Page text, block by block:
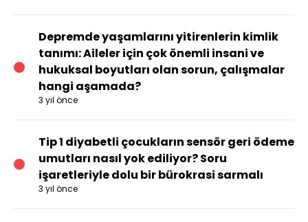
Depremde yaşamlarını yitirenlerin kimlik
tanımı: Aileler için çok önemli insani ve
hukuksal boyutları olan sorun, çalışmalar
hangi aşamada?
3 yıl önce
Tip 1 diyabetli çocukların sensör geri ödeme
umutları nasıl yok ediliyor? Soru
işaretleriyle dolu bir bürokrasi sarmalı
3 yıl önce